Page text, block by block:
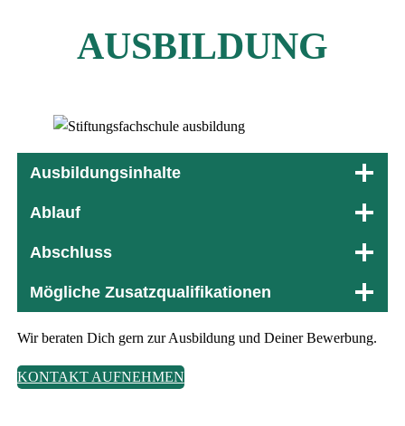
AUSBILDUNG
Ausbildungsinhalte
Ablauf
Abschluss
Mögliche Zusatzqualifikationen
Wir beraten Dich gern zur Ausbildung und Deiner Bewerbung.
KONTAKT AUFNEHMEN